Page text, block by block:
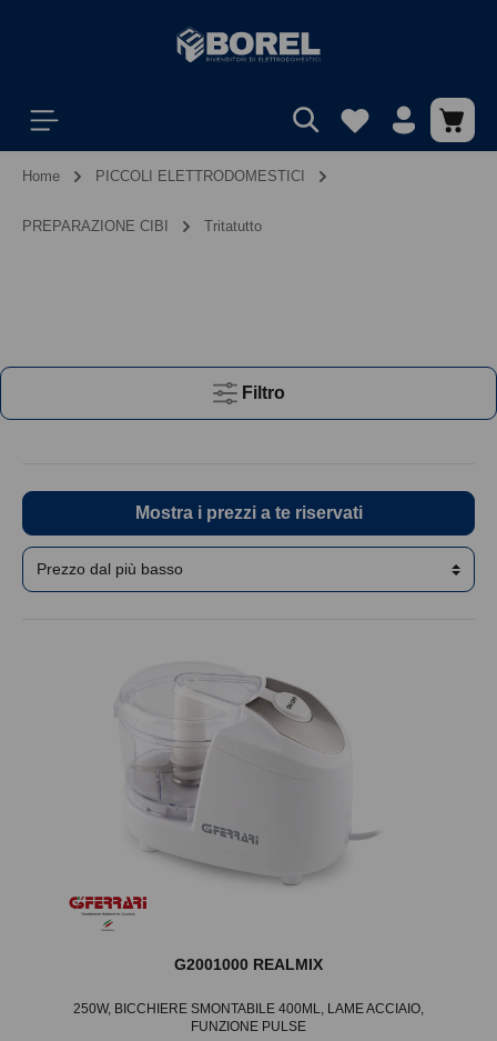
Home PICCOLI ELETTRODOMESTICI
PREPARAZIONE CIBI Tritatutto
Filtro
Mostra i prezzi a te riservati
G2001000 REALMIX
250W, BICCHIERE SMONTABILE 400ML, LAME ACCIAIO,
FUNZIONE PULSE